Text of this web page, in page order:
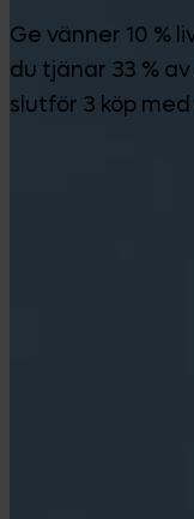
Ge vänner 10 %
du tjänar 33 %
slutför 3 köp